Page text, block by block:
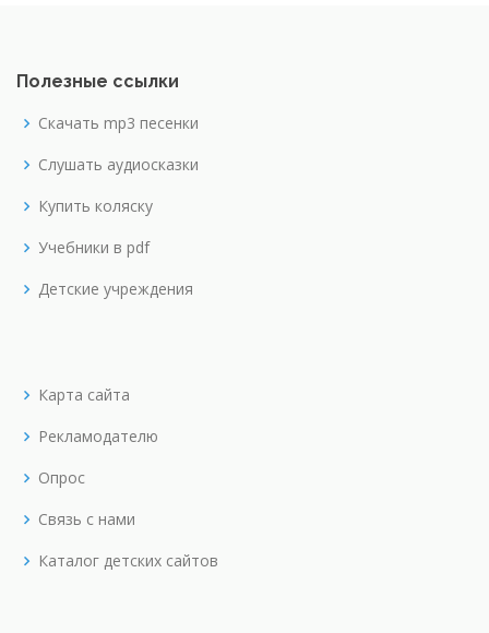
Полезные ссылки
Скачать mp3 песенки
Слушать аудиосказки
Купить коляску
Учебники в pdf
Детские учреждения
Карта сайта
Рекламодателю
Опрос
Связь с нами
Каталог детских сайтов